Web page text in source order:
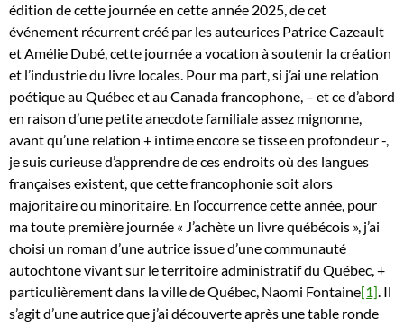
édition de cette journée en cette année 2025, de cet
événement récurrent créé par les auteurices Patrice Cazeault
et Amélie Dubé, cette journée a vocation à soutenir la création
et l’industrie du livre locales. Pour ma part, si j’ai une relation
poétique au Québec et au Canada francophone, – et ce d’abord
en raison d’une petite anecdote familiale assez mignonne,
avant qu’une relation + intime encore se tisse en profondeur -,
je suis curieuse d’apprendre de ces endroits où des langues
françaises existent, que cette francophonie soit alors
majoritaire ou minoritaire. En l’occurrence cette année, pour
ma toute première journée « J’achète un livre québécois », j’ai
choisi un roman d’une autrice issue d’une communauté
autochtone vivant sur le territoire administratif du Québec, +
particulièrement dans la ville de Québec, Naomi Fontaine[1]. Il
s’agit d’une autrice que j’ai découverte après une table ronde